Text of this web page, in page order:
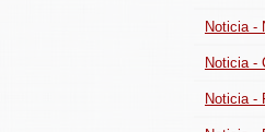
Noticia -
Noticia -
Noticia -